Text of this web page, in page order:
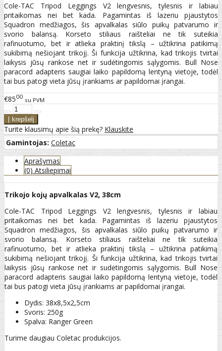
Cole-TAC Tripod Leggings V2 lengvesnis, tylesnis ir labiau
pritaikomas nei bet kada. Pagamintas iš lazeriu pjaustytos
Squadron medžiagos, šis apvalkalas siūlo puikų patvarumo ir
svorio balansą. Korseto stiliaus raišteliai ne tik suteikia
rafinuotumo, bet ir atlieka praktinį tikslą – užtikrina patikimą
sukibimą nešiojant trikojį. Ši funkcija užtikrina, kad trikojis tvirtai
laikysis jūsų rankose net ir sudėtingomis sąlygomis. Bull Nose
paracord adapteris saugiai laiko papildomą lentyną vietoje, todėl
tai bus patogi vieta jūsų įrankiams ar papildomai įrangai.
€8500 su PVM
Turite klausimų apie šią prekę? Klauskite
Gamintojas: Coletac
Aprašymas
(0) Atsiliepimai
Trikojo kojų apvalkalas V2, 38cm
Cole-TAC Tripod Leggings V2 lengvesnis, tylesnis ir labiau
pritaikomas nei bet kada. Pagamintas iš lazeriu pjaustytos
Squadron medžiagos, šis apvalkalas siūlo puikų patvarumo ir
svorio balansą. Korseto stiliaus raišteliai ne tik suteikia
rafinuotumo, bet ir atlieka praktinį tikslą – užtikrina patikimą
sukibimą nešiojant trikojį. Ši funkcija užtikrina, kad trikojis tvirtai
laikysis jūsų rankose net ir sudėtingomis sąlygomis. Bull Nose
paracord adapteris saugiai laiko papildomą lentyną vietoje, todėl
tai bus patogi vieta jūsų įrankiams ar papildomai įrangai.
Dydis: 38x8,5x2,5cm
Svoris: 250g
Spalva: Ranger Green
Turime daugiau Coletac produkcijos.